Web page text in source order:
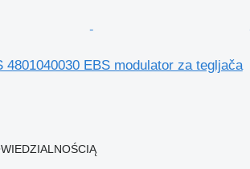
EBS modulator za tegljača